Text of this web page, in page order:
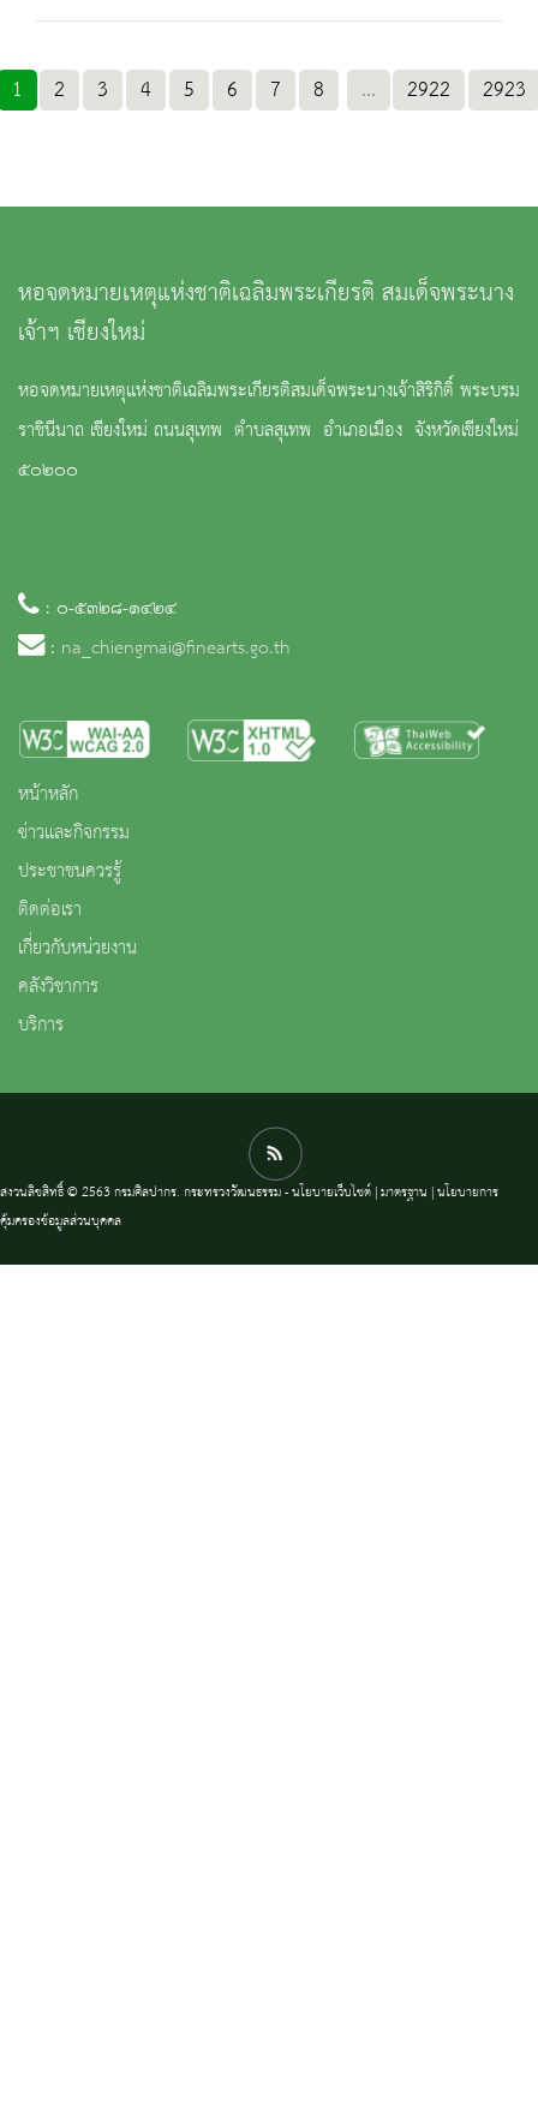
1 2 3 4 5 6 7 8 ... 2922 2923
หอจดหมายเหตุแห่งชาติเฉลิมพระเกียรติ สมเด็จพระนาง
เจ้าฯ เชียงใหม่
หอจดหมายเหตุแห่งชาติเฉลิมพระเกียรติสมเด็จพระนางเจ้าสิริกิติ์ พระบรม
ราชินีนาถ เชียงใหม่ ถนนสุเทพ ตำบลสุเทพ อำเภอเมือง จังหวัดเชียงใหม่
๕๐๒๐๐
: ๐-๕๓๒๘-๑๔๒๔
: na_chiengmai@finearts.go.th
หน้าหลัก
ข่าวและกิจกรรม
ประชาชนควรรู้
ติดต่อเรา
เกี่ยวกับหน่วยงาน
คลังวิชาการ
บริการ
สงวนลิขสิทธิ์ © 2563 กรมศิลปากร. กระทรวงวัฒนธรรม -นโยบายเว็บไซต์|มาตรฐาน |นโยบายการ
คุ้มครองข้อมูลส่วนบุคคล